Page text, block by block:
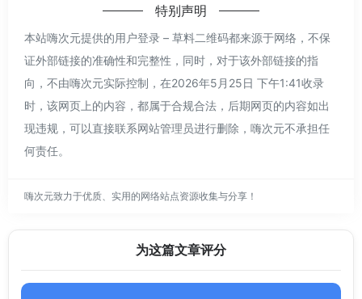
特别声明
本站嗨次元提供的用户登录 – 草料二维码都来源于网络，不保
证外部链接的准确性和完整性，同时，对于该外部链接的指
向，不由嗨次元实际控制，在2026年5月25日 下午1:41收录
时，该网页上的内容，都属于合规合法，后期网页的内容如出
现违规，可以直接联系网站管理员进行删除，嗨次元不承担任
何责任。
嗨次元致力于优质、实用的网络站点资源收集与分享！
为这篇文章评分